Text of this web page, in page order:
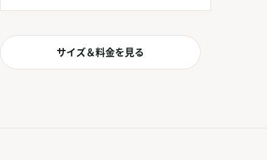
サイズ＆料金を見る